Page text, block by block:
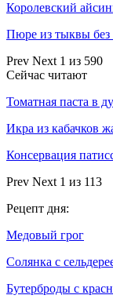
Королевский
Пюре из тыквы без
Prev Next 1 из 590
Сейчас читают
Томатная паста в
Икра из кабачков
Консервация
Prev Next 1 из 113
Рецепт дня:
Медовый грог
Солянка с
Бутерброды с